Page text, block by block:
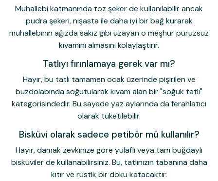
Muhallebi katmanında toz şeker de kullanılabilir ancak
pudra şekeri, nişasta ile daha iyi bir bağ kurarak
muhallebinin ağızda sakız gibi uzayan o meşhur pürüzsüz
kıvamını almasını kolaylaştırır.
Tatlıyı fırınlamaya gerek var mı?
Hayır, bu tatlı tamamen ocak üzerinde pişirilen ve
buzdolabında soğutularak kıvam alan bir "soğuk tatlı"
kategorisindedir. Bu sayede yaz aylarında da ferahlatıcı
olarak tüketilebilir.
Bisküvi olarak sadece petibör mü kullanılır?
Hayır, damak zevkinize göre yulaflı veya tam buğdaylı
bisküviler de kullanabilirsiniz. Bu, tatlınızın tabanına daha
kıtır ve rustik bir doku katacaktır.